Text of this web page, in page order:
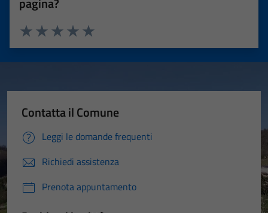
Valuta 5 stelle su 5
Valuta 4 stelle su 5
Valuta 3 stelle su 5
Valuta 2 stelle su 5
Valuta 1 stelle su 5
Contatta il Comune
Leggi le domande frequenti
Richiedi assistenza
Prenota appuntamento